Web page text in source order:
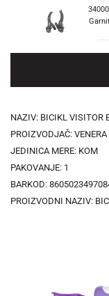
NAZIV: BICIKL VISITOR
PROIZVODJAČ:
JEDINICA MERE: KOM
PAKOVANJE: 1
BARKOD:
PROIZVODNI NAZIV: